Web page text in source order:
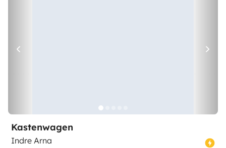
Kastenwagen
Indre Arna